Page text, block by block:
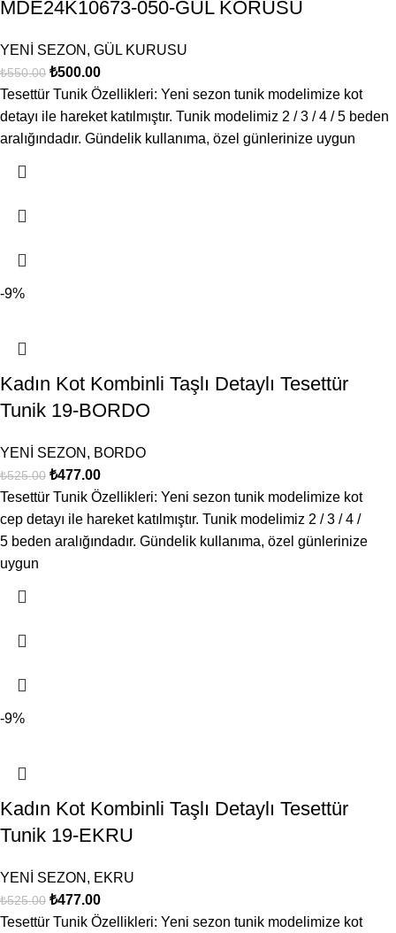
MDE24K10673-050-GÜL KORUSU
YENİ SEZON , GÜL KURUSU
₺550.00 ₺500.00
Tesettür Tunik Özellikleri: Yeni sezon tunik modelimize kot
detayı ile hareket katılmıştır. Tunik modelimiz 2 / 3 / 4 / 5 beden
aralığındadır. Gündelik kullanıma, özel günlerinize uygun
-9%
Kadın Kot Kombinli Taşlı Detaylı Tesettür
Tunik 19-BORDO
YENİ SEZON , BORDO
₺525.00 ₺477.00
Tesettür Tunik Özellikleri: Yeni sezon tunik modelimize kot
cep detayı ile hareket katılmıştır. Tunik modelimiz 2 / 3 / 4 /
5 beden aralığındadır. Gündelik kullanıma, özel günlerinize
uygun
-9%
Kadın Kot Kombinli Taşlı Detaylı Tesettür
Tunik 19-EKRU
YENİ SEZON , EKRU
₺525.00 ₺477.00
Tesettür Tunik Özellikleri: Yeni sezon tunik modelimize kot